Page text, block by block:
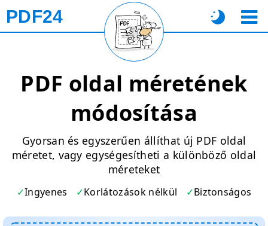
PDF24
PDF oldal méretének
módosítása
Gyorsan és egyszerűen állíthat új PDF oldal
méretet, vagy egységesítheti a különböző oldal
méreteket
Ingyenes Korlátozások nélkül Biztonságos